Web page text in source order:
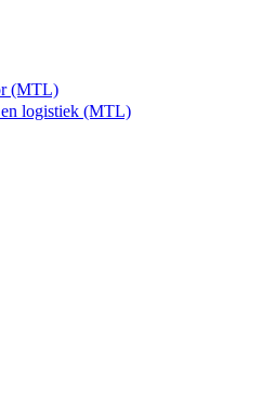
(MTL)
en logistiek (MTL)